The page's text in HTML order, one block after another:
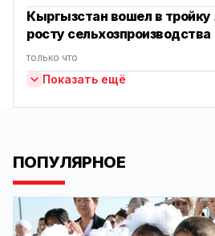
Кыргызстан вошел в
росту сельхозпроизводства
только что
Показать ещё
ПОПУЛЯРНОЕ